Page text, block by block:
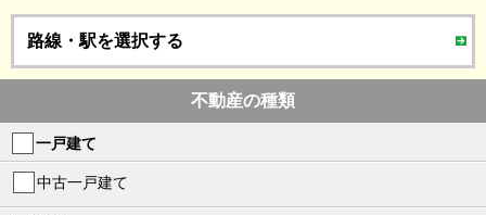
路線・駅を選択する
不動産の種類
一戸建て
中古一戸建て